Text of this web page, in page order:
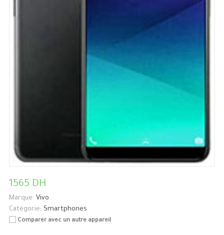
1565 DH
Marque: Vivo
Catégorie: Smartphones
Comparer avec un autre appareil